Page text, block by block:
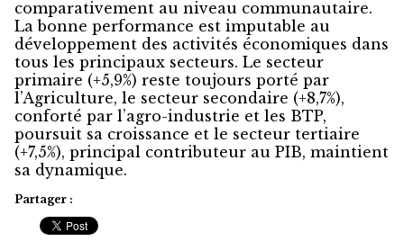
comparativement au niveau communautaire.
La bonne performance est imputable au
développement des activités économiques dans
tous les principaux secteurs. Le secteur
primaire (+5,9%) reste toujours porté par
l’Agriculture, le secteur secondaire (+8,7%),
conforté par l’agro-industrie et les BTP,
poursuit sa croissance et le secteur tertiaire
(+7,5%), principal contributeur au PIB, maintient
sa dynamique.
Partager :